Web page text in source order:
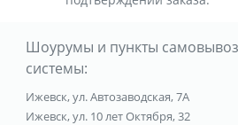
Шоурумы и пункты
системы:
Ижевск, ул. Автозаводская, 7А
Ижевск, ул. 10 лет Октября, 32